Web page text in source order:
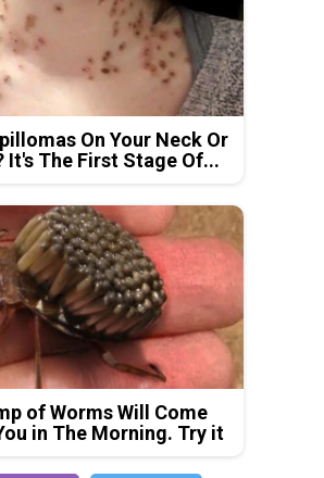
On Your Neck Or
It's The First Stage Of...
of Worms Will Come
in The Morning. Try it